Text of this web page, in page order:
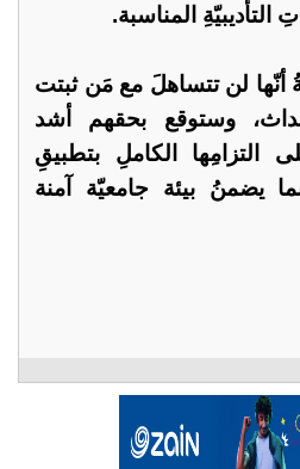
التأديبيّةِ المناسبة.
أنّها لن تتساهلَ مع مَن ثبتت
وستوقع بحقهم أشد
التزامِها الكاملِ بتطبيقِ
يضمنُ بيئة جامعيّة آمنة